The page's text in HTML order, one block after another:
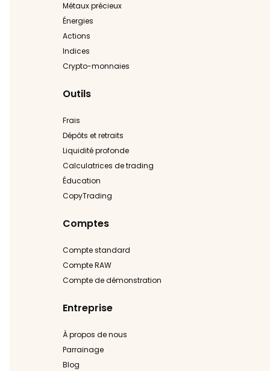
Métaux précieux
Énergies
Actions
Indices
Crypto-monnaies
Outils
Frais
Dépôts et retraits
Liquidité profonde
Calculatrices de trading
Éducation
CopyTrading
Comptes
Compte standard
Compte RAW
Compte de démonstration
Entreprise
À propos de nous
Parrainage
Blog